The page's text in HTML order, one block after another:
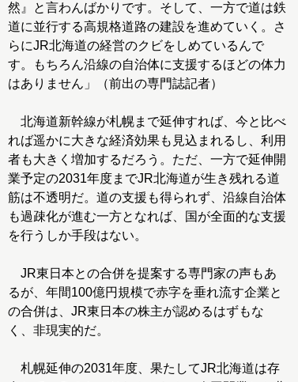
然』と言わんばかりです。そして、一方で道は鉄
道に並行する高規格道路の建設を進めていく。さ
らにJR北海道の経営のクビをしめているんで
す。もちろん沿線の自治体に支援するほどの体力
はありません」（前出の専門誌記者）
北海道新幹線が札幌まで延伸すれば、今と比べ
れば遥かに大きな経済効果も見込まれるし、利用
者も大きく増加するだろう。ただ、一方で延伸開
業予定の2031年度までJR北海道が生き残れる道
筋は不透明だ。道の支援も得られず、沿線自治体
も過疎化が進む一方となれば、国が全面的な支援
を行うしか手段はない。
JR東日本との合併を提案する専門家の声もあ
るが、年間100億円規模で赤字を垂れ流す企業と
の合併は、JR東日本の株主が認めるはずもな
く、非現実的だ。
札幌延伸の2031年度、果たしてJR北海道は存